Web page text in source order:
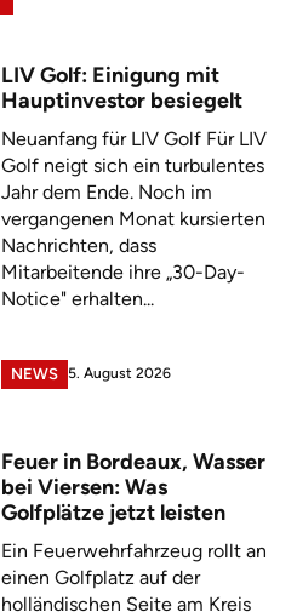
LIV Golf: Einigung mit
Hauptinvestor besiegelt
Neuanfang für LIV Golf Für LIV
Golf neigt sich ein turbulentes
Jahr dem Ende. Noch im
vergangenen Monat kursierten
Nachrichten, dass
Mitarbeitende ihre „30-Day-
Notice" erhalten...
NEWS 5. August 2026
Feuer in Bordeaux, Wasser
bei Viersen: Was
Golfplätze jetzt leisten
Ein Feuerwehrfahrzeug rollt an
einen Golfplatz auf der
holländischen Seite am Kreis